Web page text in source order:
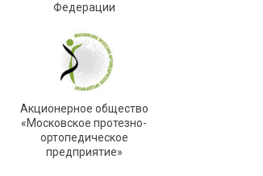
Федерации
Акционерное общество
«Московское протезно-
ортопедическое
предприятие»